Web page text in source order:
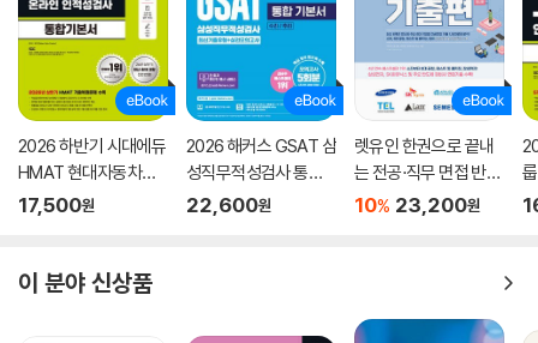
2026 하반기 시대에듀
HMAT 현대자동차그
룹 인적성검사 통합기
17,500원
2026 해커스 GSAT 삼
성직무적성검사 통합
기본서 최신기출유형
22,600원
렛유인 한권으로 끝내
는 전공·직무 면접 반도
체 기출편 최신판
10% 23,200원
이 분야 신상품